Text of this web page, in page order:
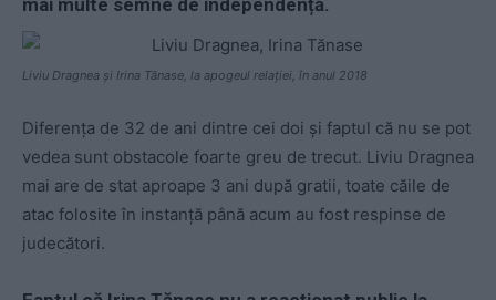
Liviu Dragnea și Irina Tănase, la apogeul relației, în anul 2018
Diferența de 32 de ani dintre cei doi și faptul că nu se pot
vedea sunt obstacole foarte greu de trecut. Liviu Dragnea
mai are de stat aproape 3 ani după gratii, toate căile de
atac folosite în instanță până acum au fost respinse de
judecători.